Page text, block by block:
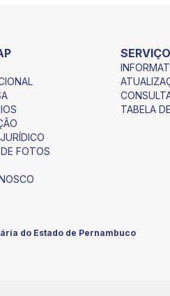
FOTOS
TABELA
do Estado de Pernambuco